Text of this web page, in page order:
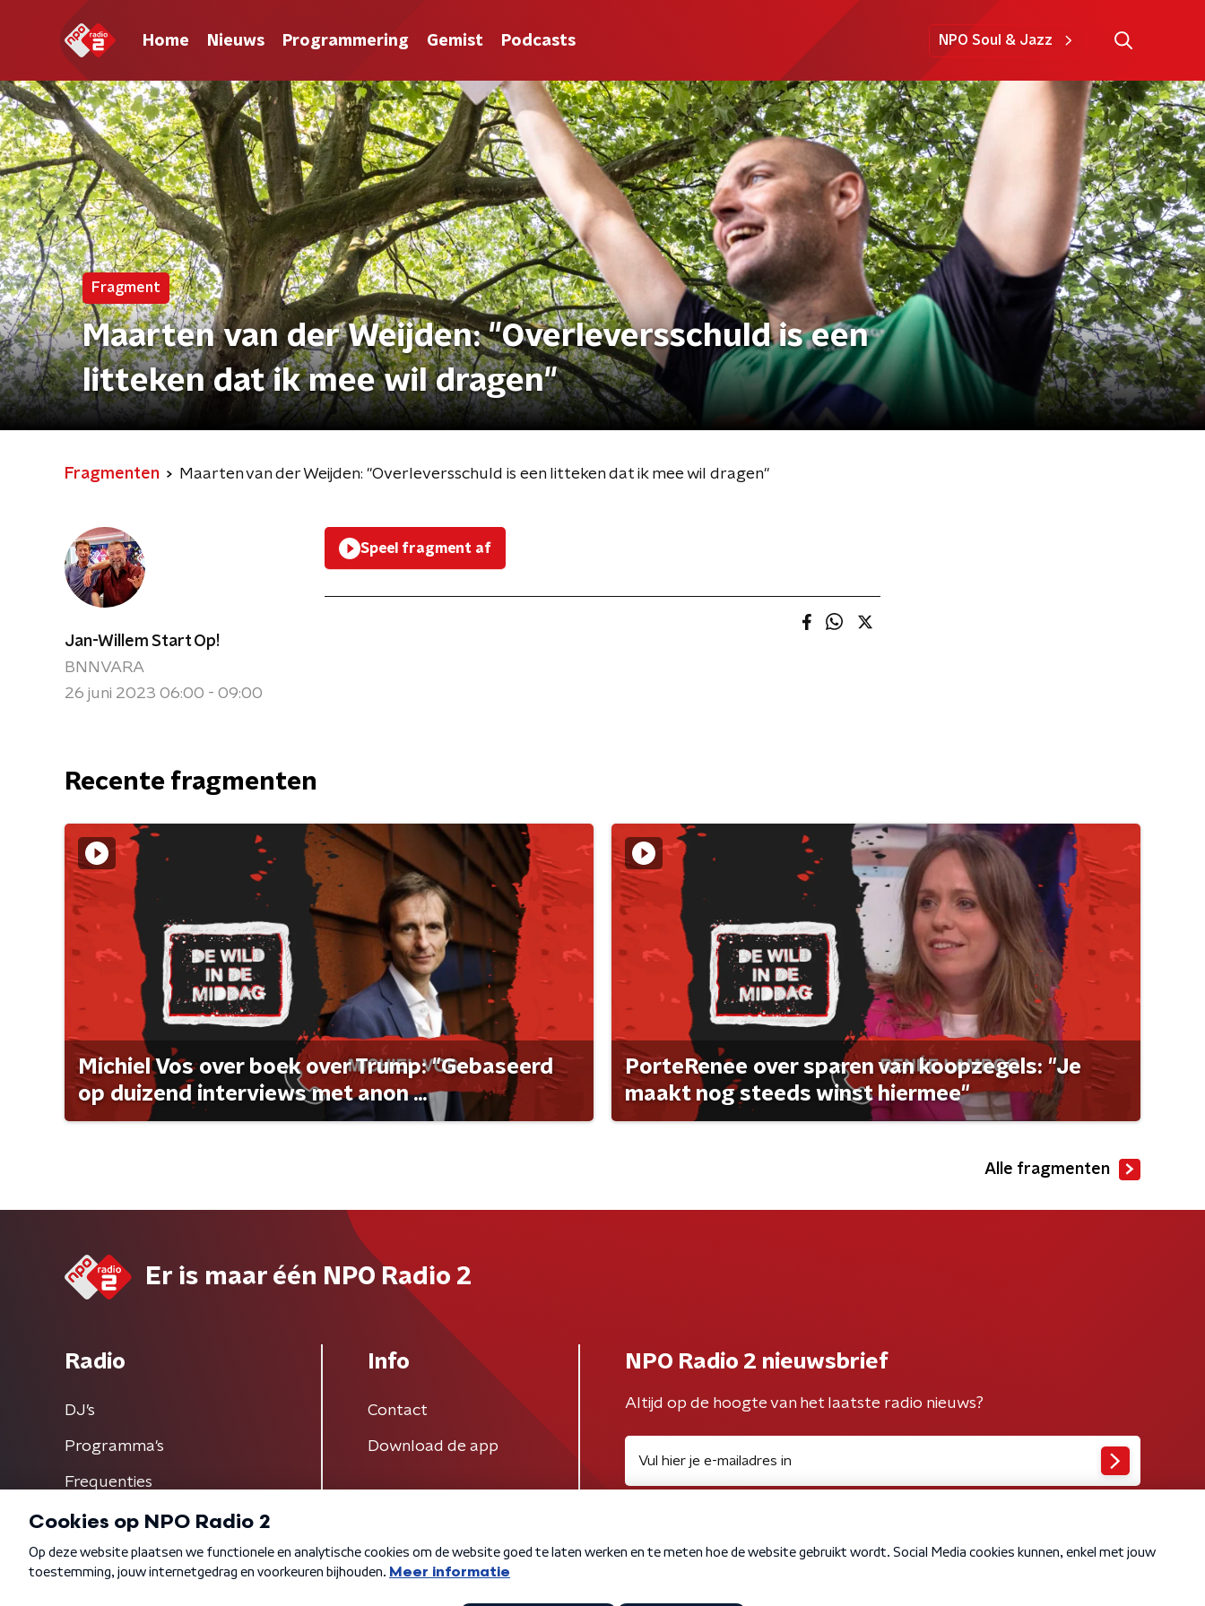
Home Nieuws Programmering Gemist Podcasts NPO Soul & Jazz
Fragment
Maarten van der Weijden: "Overleversschuld is een
litteken dat ik mee wil dragen"
Fragmenten Maarten van der Weijden: "Overleversschuld is een litteken dat ik mee wil dragen"
Jan-Willem Start Op!
BNNVARA
26 juni 2023 06:00 - 09:00
Speel fragment af
Recente fragmenten
Michiel Vos over boek over Trump: "Gebaseerd
op duizend interviews met anon ...
PorteRenee over sparen van koopzegels: "Je
maakt nog steeds winst hiermee"
Alle fragmenten
Er is maar één NPO Radio 2
Radio
DJ’s
Programma's
Frequenties
Info
Contact
Download de app
NPO Radio 2 nieuwsbrief
Altijd op de hoogte van het laatste radio nieuws?
Algemene voorwaarden Privacybeleid